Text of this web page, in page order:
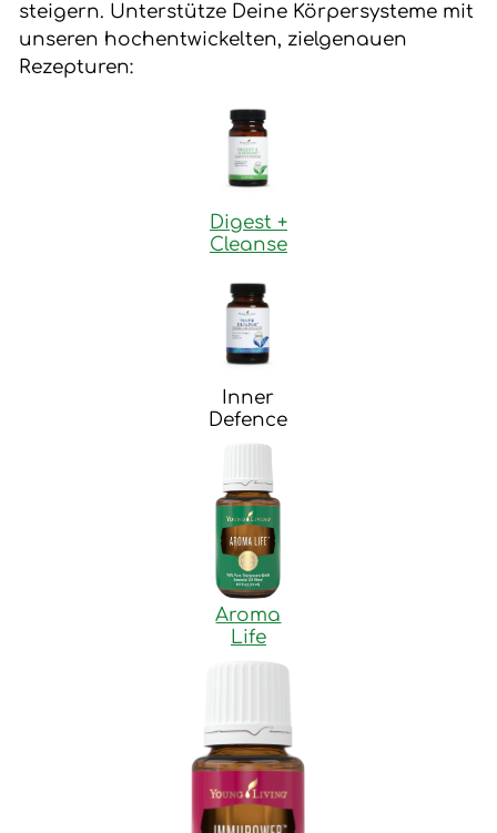
steigern. Unterstütze Deine Körpersysteme mit
unseren hochentwickelten, zielgenauen
Rezepturen:
Digest +
Cleanse
Inner
Defence
Aroma
Life